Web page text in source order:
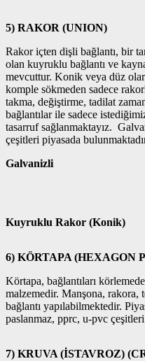
5) RAKOR (UNION)
Rakor içten dişli bağlantı, bir
olan kuyruklu bağlantı ve
mevcuttur. Konik veya düz
komple sökmeden sadece
takma, değiştirme, tadilat
bağlantılar ile sadece
tasarruf sağlanmaktayız.
çeşitleri piyasada
Galvanizli
Kuyruklu Rakor (Konik)
6) KÖRTAPA (HEXAGON
Körtapa, bağlantıları
malzemedir. Manşona, rakora,
bağlantı yapılabilmektedir.
paslanmaz, pprc, u-pvc
7) KRUVA (İSTAVROZ)